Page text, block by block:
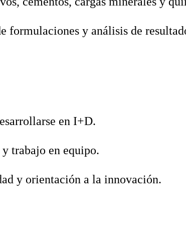
formulaciones y análisis de
en I+D.
trabajo en equipo.
y orientación a la innovación.